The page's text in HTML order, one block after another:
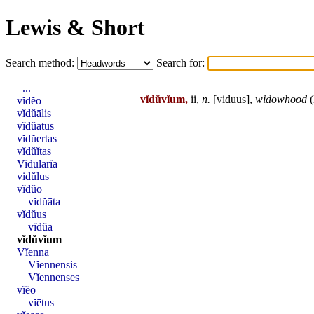
Lewis & Short
Search method: Search for:
vĭdŭvĭum, ii, n. [viduus], widowhood (
...
vĭdĕo
vĭdŭālis
vĭdŭātus
vĭdŭertas
vĭdŭĭtas
Vidularĭa
vidŭlus
vĭdŭo
vĭdŭāta
vĭdŭus
vĭdŭa
vĭdŭvĭum
Vĭenna
Vĭennensis
Vĭennenses
vĭĕo
vĭētus